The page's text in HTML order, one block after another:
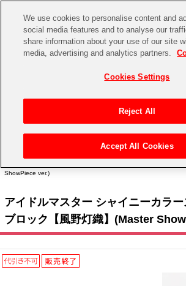
CHANNEL STORE
ASOBI STORE TOP
ゲーム 電子書籍
CD / Blu-ray
EVENT
アイドルマスターシリーズ
アイドルマスター
アイドルマスター SideM
学園アイドルマスター
イベントグッズ
トイ・ホビー
アイドルマスター シリーズ>アイド
ShowPiece ver.)
アイドルマスター シャイニーカラ
ブロック【風野灯織】(Master
We use cookies to personalise content and
social media features and to analyse our
share information about your use of our site
media, advertising and analytics partners.
Cookies Settings
Reject All
Accept All Cookies